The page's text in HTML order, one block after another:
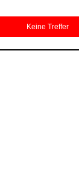
Keine Treffer